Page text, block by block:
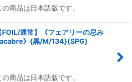
商品は日本語版です。
通常】《フェアリーの忌み
》{黒/M/134}(SPG)
商品は日本語版です。